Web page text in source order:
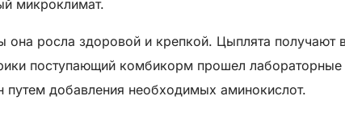
микроклимат.
она росла здоровой и крепкой. Цыплята
поступающий комбикорм прошел
путем добавления необходимых аминокислот.